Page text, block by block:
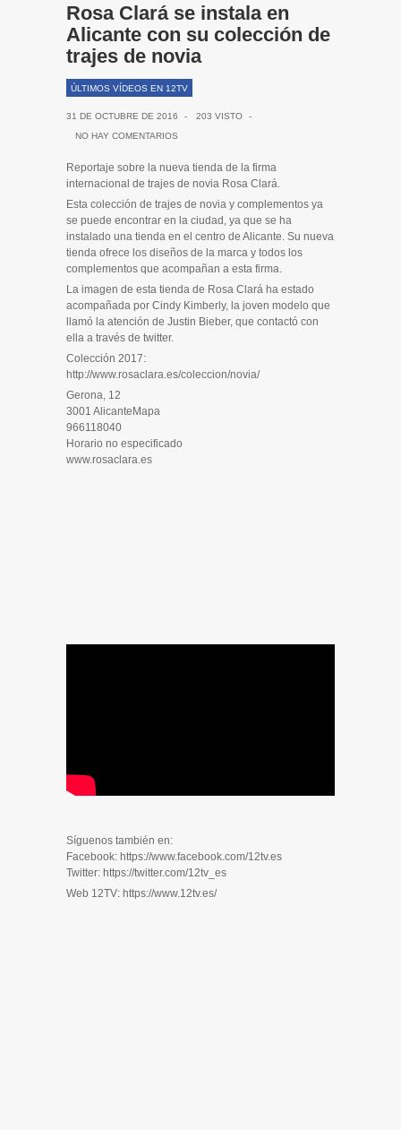
Rosa Clará se instala en
Alicante con su colección de
trajes de novia
ÚLTIMOS VÍDEOS EN 12TV
31 DE OCTUBRE DE 2016 - 203 VISTO
-
NO HAY COMENTARIOS
Reportaje sobre la nueva tienda de la firma
internacional de trajes de novia Rosa Clará.
Esta colección de trajes de novia y complementos ya
se puede encontrar en la ciudad, ya que se ha
instalado una tienda en el centro de Alicante. Su nueva
tienda ofrece los diseños de la marca y todos los
complementos que acompañan a esta firma.
La imagen de esta tienda de Rosa Clará ha estado
acompañada por Cindy Kimberly, la joven modelo que
llamó la atención de Justin Bieber, que contactó con
ella a través de twitter.
Colección 2017:
http://www.rosaclara.es/coleccion/novia/
Gerona, 12
3001 AlicanteMapa
966118040
Horario no especificado
www.rosaclara.es
Síguenos también en:
Facebook: https://www.facebook.com/12tv.es
Twitter: https://twitter.com/12tv_es
Web 12TV: https://www.12tv.es/